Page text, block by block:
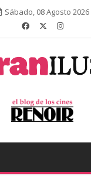
Sábado, 08 Agosto 2026